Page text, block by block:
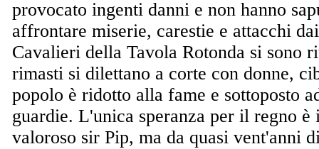
provocato ingenti danni e non hanno
affrontare miserie, carestie e attacchi
Cavalieri della Tavola Rotonda si sono
rimasti si dilettano a corte con donne,
popolo è ridotto alla fame e sottoposto
guardie. L'unica speranza per il regno
valoroso sir Pip, ma da quasi vent'anni